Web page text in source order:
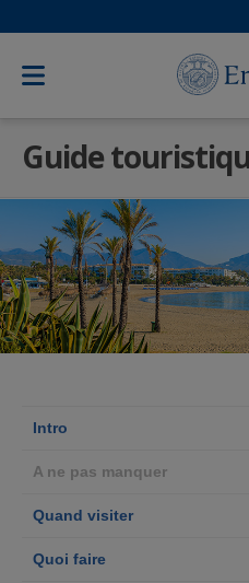
Guide
Intro
A ne pas manquer
Quand visiter
Quoi faire